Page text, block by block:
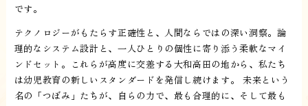
です。
テクノロジーがもたらす正確性と、人間ならではの深い洞察。論
理的なシステム設計と、一人ひとりの個性に寄り添う柔軟なマイ
ンドセット。これらが高度に交差する大和高田の地から、私たち
は幼児教育の新しいスタンダードを発信し続けます。 未来という
名の「つぼみ」たちが、自らの力で、最も合理的に、そして最も